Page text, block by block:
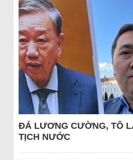
ĐÁ LƯƠNG CƯỜNG, TÔ
TỊCH NƯỚC